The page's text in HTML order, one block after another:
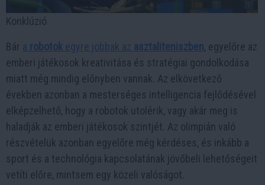
Konklúzió
Bár a robotok egyre jobbak az asztaliteniszben, egyelőre az
emberi játékosok kreativitása és stratégiai gondolkodása
miatt még mindig előnyben vannak. Az elkövetkező
években azonban a mesterséges intelligencia fejlődésével
elképzelhető, hogy a robotok utolérik, vagy akár meg is
haladják az emberi játékosok szintjét. Az olimpián való
részvételük azonban egyelőre még kérdéses, és inkább a
sport és a technológia kapcsolatának jövőbeli lehetőségeit
vetíti előre, mintsem egy közeli valóságot.